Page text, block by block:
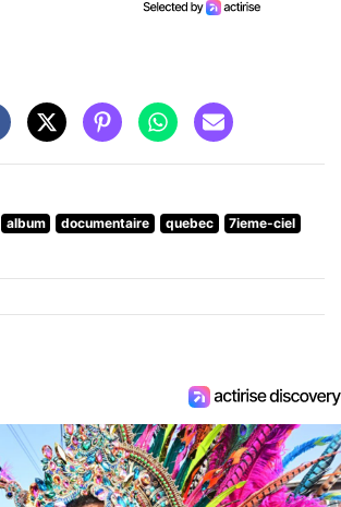
album documentaire quebec
7ieme-ciel